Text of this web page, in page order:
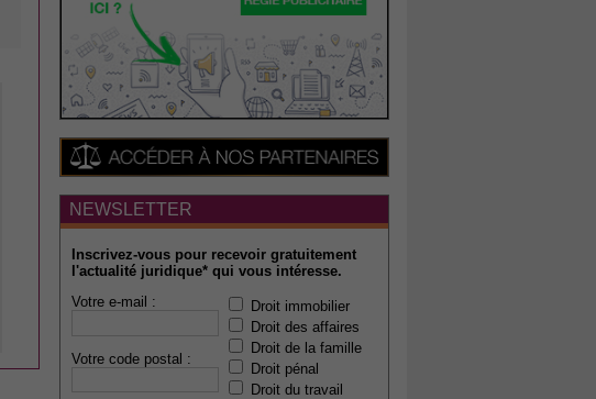
NEWSLETTER
Inscrivez-vous pour recevoir gratuitement
l'actualité juridique* qui vous intéresse.
Votre e-mail :
Votre code postal :
Droit immobilier
Droit des affaires
Droit de la famille
Droit pénal
Droit du travail